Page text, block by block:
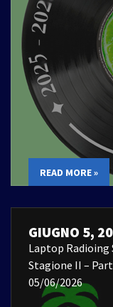
READ MORE »
GIUGNO 5,
Laptop Radioing
Stagione II –
05/06/2026